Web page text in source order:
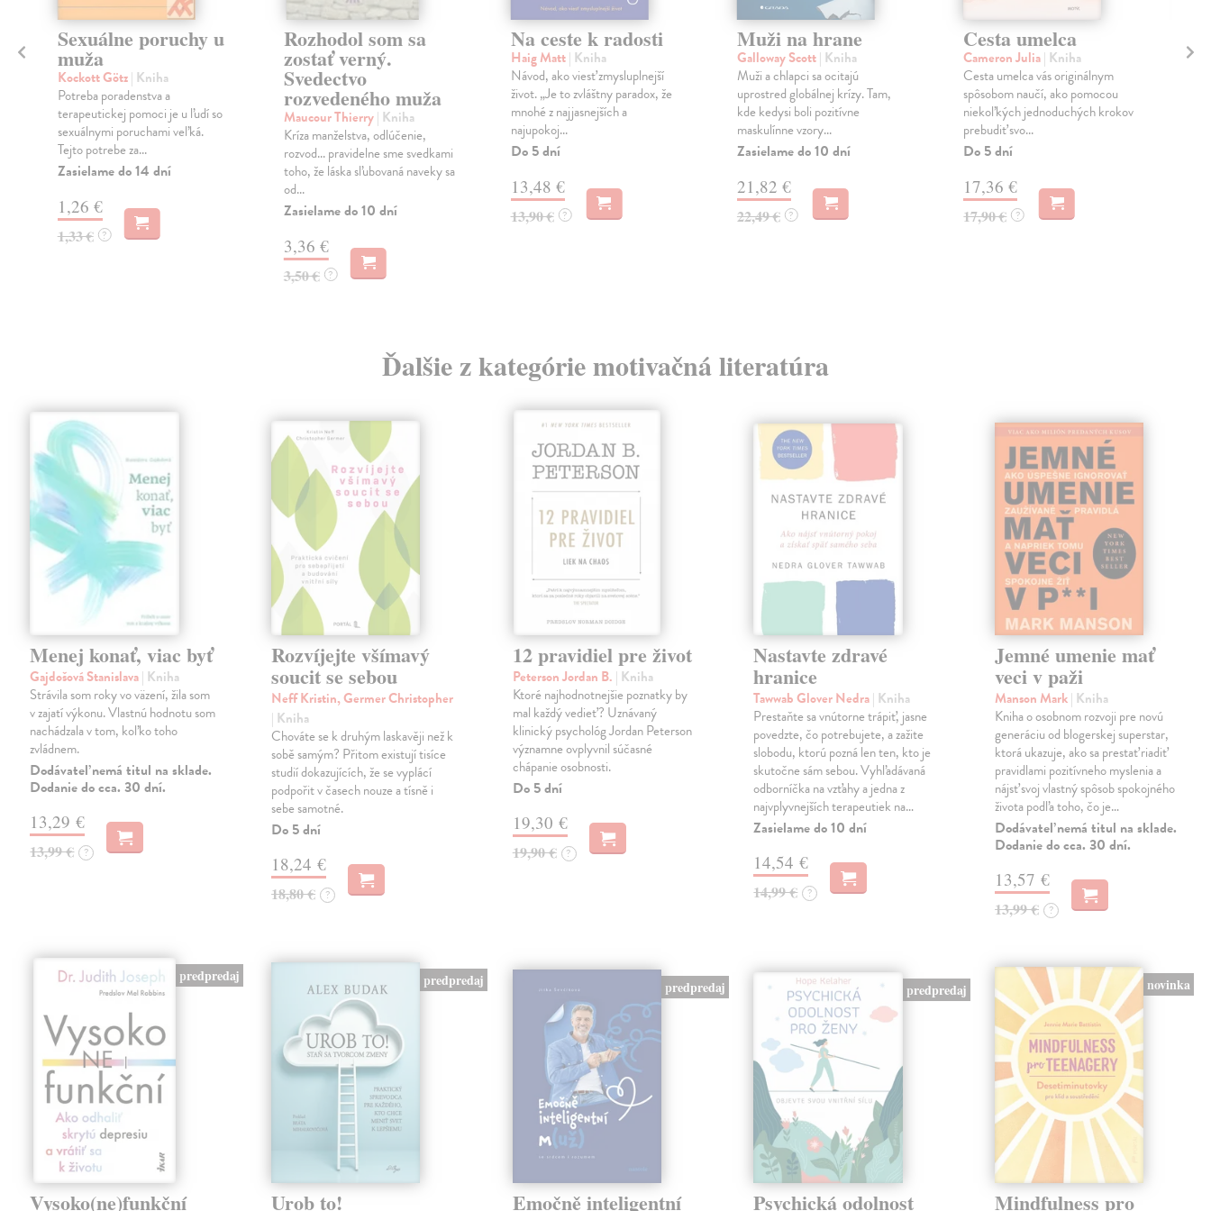
Sexuálne poruchy u
muža
Kockott Götz| Kniha
Potreba poradenstva a
terapeutickej pomoci je u ľudí so
sexuálnymi poruchami veľká.
Tejto potrebe za...
Zasielame do 14 dní
1,26 €
1,33 € ?
Rozhodol som sa
zostať verný.
Svedectvo
rozvedeného muža
Maucour Thierry| Kniha
Kríza manželstva, odlúčenie,
rozvod... pravidelne sme svedkami
toho, že láska sľubovaná naveky sa
od...
Zasielame do 10 dní
3,36 €
3,50 € ?
Na ceste k radosti
Haig Matt| Kniha
Návod, ako viesť zmysluplnejší
život. „Je to zvláštny paradox, že
mnohé z najjasnejších a
najupokoj...
Do 5 dní
13,48 €
13,90 € ?
Muži na hrane
Galloway Scott| Kniha
Muži a chlapci sa ocitajú
uprostred globálnej krízy. Tam,
kde kedysi boli pozitívne
maskulínne vzory...
Zasielame do 10 dní
21,82 €
22,49 € ?
Cesta umelca
Cameron Julia| Kniha
Cesta umelca vás originálnym
spôsobom naučí, ako pomocou
niekoľkých jednoduchých krokov
prebudiť svo...
Do 5 dní
17,36 €
17,90 € ?
Ďalšie z kategórie motivačná literatúra
Menej konať, viac byť
Gajdošová Stanislava| Kniha
Strávila som roky vo väzení, žila som
v zajatí výkonu. Vlastnú hodnotu som
nachádzala v tom, koľko toho
zvládnem.
Dodávateľ nemá titul na sklade.
Dodanie do cca. 30 dní.
13,29 €
13,99 € ?
Rozvíjejte všímavý
soucit se sebou
Neff Kristin, Germer Christopher
| Kniha
Chováte se k druhým laskavěji než k
sobě samým? Přitom existují tisíce
studií dokazujících, že se vyplácí
podpořit v časech nouze a tísně i
sebe samotné.
Do 5 dní
18,24 €
18,80 € ?
12 pravidiel pre život
Peterson Jordan B. | Kniha
Ktoré najhodnotnejšie poznatky by
mal každý vedieť? Uznávaný
klinický psychológ Jordan Peterson
významne ovplyvnil súčasné
chápanie osobnosti.
Do 5 dní
19,30 €
19,90 € ?
Nastavte zdravé
hranice
Tawwab Glover Nedra| Kniha
Prestaňte sa vnútorne trápiť, jasne
povedzte, čo potrebujete, a zažite
slobodu, ktorú pozná len ten, kto je
skutočne sám sebou. Vyhľadávaná
odborníčka na vzťahy a jedna z
najvplyvnejších terapeutiek na…
Zasielame do 10 dní
14,54 €
14,99 € ?
Jemné umenie mať
veci v paži
Manson Mark| Kniha
Kniha o osobnom rozvoji pre novú
generáciu od blogerskej superstar,
ktorá ukazuje, ako sa prestať riadiť
pravidlami pozitívneho myslenia a
nájsť svoj vlastný spôsob spokojného
života podľa toho, čo je…
Dodávateľ nemá titul na sklade.
Dodanie do cca. 30 dní.
13,57 €
13,99 € ?
predpredaj
Vysoko(ne)funkční
predpredaj
Urob to!
predpredaj
Emočně inteligentní
predpredaj
Psychická odolnost
novinka
Mindfulness pro